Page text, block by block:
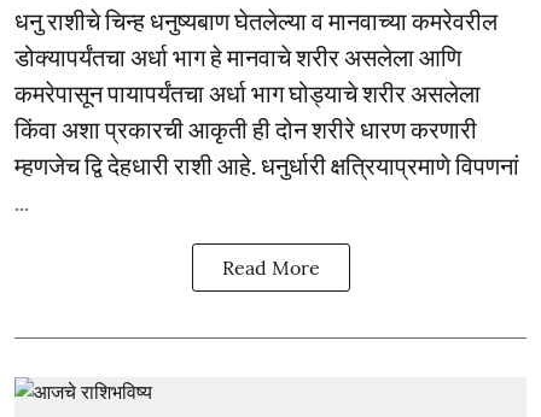
धनु राशीचे चिन्ह धनुष्यबाण घेतलेल्या व मानवाच्या कमरेवरील
डोक्यापर्यंतचा अर्धा भाग हे मानवाचे शरीर असलेला आणि
कमरेपासून पायापर्यंतचा अर्धा भाग घोड्याचे शरीर असलेला
किंवा अशा प्रकारची आकृती ही दोन शरीरे धारण करणारी
म्हणजेच द्वि देहधारी राशी आहे. धनुर्धारी क्षत्रियाप्रमाणे विपणनां
Read More